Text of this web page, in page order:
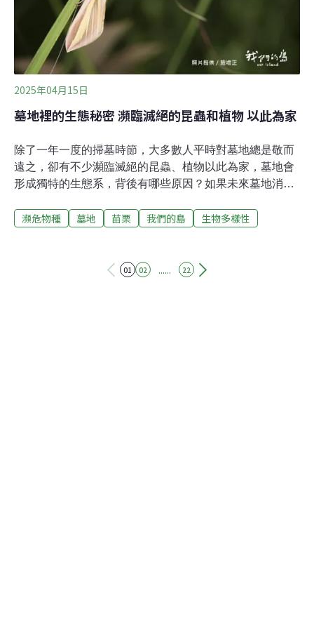
台灣的魚種紀錄約有3500種，約占全球魚類的十分之一，
其中珊瑚礁魚類占了約1500種，顯示出極高的生物多樣
性。特別是南方四島與澎湖南方海域，涵蓋了全球約76%
的珊瑚物種，是周邊海域極為關鍵的種源庫與生態熱點。
「台灣的魚類多樣性非常高，
2025年04月15日
墓地裡的生態秘密 瀕臨滅絕的昆蟲和植物 以此為家
除了一年一度的掃墓時節，大多數人平時對墓地總是敬而
遠之，卻有不少瀕臨滅絕的昆蟲、植物以此為家，墓地會
形成獨特的生態系，背後有哪些原因？如果未來墓地消失
蟲 隱身於墓地即使是大白天，墓地也不是一般人會特別造
葉背，終於發現了一隻布滿細毛的綠色毛蟲，這是劍紋掌
瀕危物種 墓地 苗栗 我們的島 生物多樣性
01 02 ...... 22